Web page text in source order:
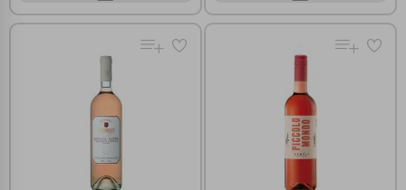
επιλέξετε τις λοιπές κατηγορίες κάνοντας κλικ στο σχετικό κουμπί
επάνω δεξιά, αφού ενημερωθείτε σχετικά. Ωστόσο θα πρέπει να
γνωρίζετε ότι αποκλεισμός ορισμένων κατηγοριών αρχείων cookies,
μπορεί να επηρεάσει την εμπειρία της περιήγησής σας ή/και της
χρήσης των υπηρεσιών μας.
Λειτουργικά cookies
Cookies στόχευσης